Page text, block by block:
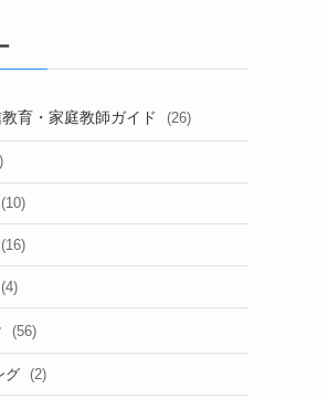
育・家庭教師ガイド (26)
(10)
(16)
(4)
(56)
グ (2)